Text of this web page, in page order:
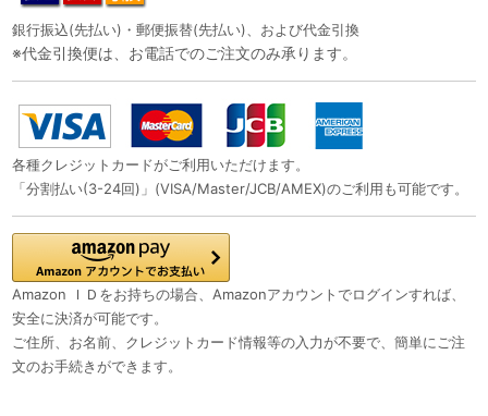
銀行振込(先払い)・郵便振替(先払い)、および代金引換
※代金引換便は、お電話でのご注文のみ承ります。
各種クレジットカードがご利用いただけます。
「分割払い(3-24回)」(VISA/Master/JCB/AMEX)のご利用も可能です。
Amazon ＩＤをお持ちの場合、Amazonアカウントでログインすれば、
安全に決済が可能です。
ご住所、お名前、クレジットカード情報等の入力が不要で、簡単にご注
文のお手続きができます。